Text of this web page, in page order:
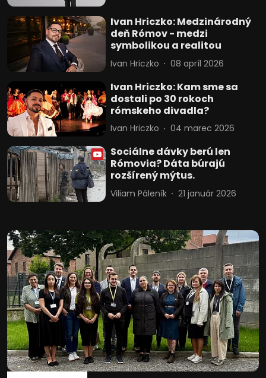
Ivan Hriczko: Medzinárodný
deň Rómov - medzi
symbolikou a realitou
Ivan Hriczko 08 apríl 2026
Ivan Hriczko: Kam sme sa
dostali po 30 rokoch
rómskeho divadla?
Ivan Hriczko 04 marec 2026
Sociálne dávky berú len
Rómovia? Dáta búrajú
rozšírený mýtus.
Viliam Páleník 21 január 2026
informáciám na zariadení
Použiť obmedzené údaje na výber
reklamy
Vytvoriť profily pre personalizovanú
reklamu
Použiť profily na výber personalizovanej
reklamy
Vytvoriť profily na prispôsobenie
obsahu
Použiť profily na výber prispôsobeného
obsahu
Meranie výkonnosti obsahu
Pochopiť cieľové skupiny na základe
štatistík alebo spájania údajov z
rôznych zdrojov
Vývoj a zlepšovanie služieb
Použitie obmedzených údajov na výber
obsahu
Špeciálne funkcie IAB: